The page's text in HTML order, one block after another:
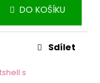
DO KOŠÍKU
s
Sdílet